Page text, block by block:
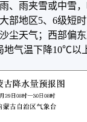
、雨夹雪或中雪
部地区5、6级短
尘天气；西部偏
气温下降10℃以